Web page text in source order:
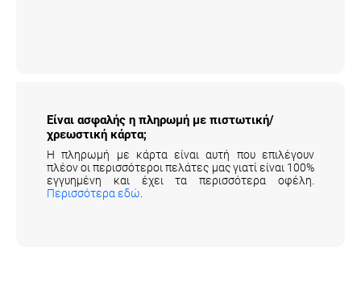
Είναι ασφαλής η πληρωμή με πιστωτική/
χρεωστική κάρτα;
Η πληρωμή με κάρτα είναι αυτή που επιλέγουν
πλέον οι περισσότεροι πελάτες μας γιατί είναι 100%
εγγυημένη και έχει τα περισσότερα οφέλη.
Περισσότερα εδώ